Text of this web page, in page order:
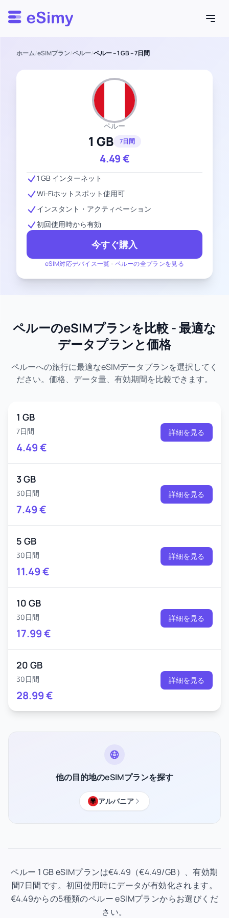
Esimy
ホーム/eSIMプラン/ペルー/ペルー – 1 GB – 7日間
ペルー
1 GB 7日間
4.49€
eSIM対応デバイス一覧 - ペルーの全プランを見る
1 GB インターネット
Wi-Fiホットスポット使用可
インスタント・アクティベーション
初回使用時から有効
今すぐ購入
ペルーのeSIMプランを比較 - 最適な
データプランと価格
ペルーへの旅行に最適なeSIMデータプランを選択してく
ださい。価格、データ量、有効期間を比較できます。
1 GB
7日間
4.49€
詳細を見る
3 GB
30日間
7.49€
詳細を見る
5 GB
30日間
11.49€
詳細を見る
10 GB
30日間
17.99€
詳細を見る
20 GB
30日間
28.99€
詳細を見る
他の目的地のeSIMプランを探す
アルバニア
ペルー 1 GB eSIMプランは€4.49（€4.49/GB）、有効期
間7日間です。初回使用時にデータが有効化されます。
€4.49からの5種類のペルー eSIMプランからお選びくだ
さい。